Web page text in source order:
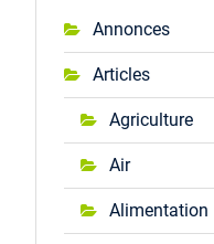
Annonces
Articles
Agriculture
Air
Alimentation